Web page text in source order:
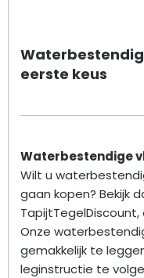
eerste keus
Waterbestendige
Wilt u
gaan kopen? Bekijk
Onze
gemakkelijk te
leginstructie te